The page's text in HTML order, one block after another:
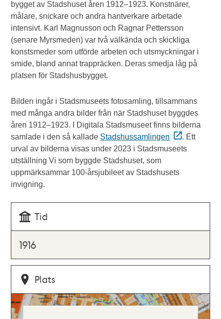
bygget av Stadshuset åren 1912–1923. Konstnärer,
målare, snickare och andra hantverkare arbetade
intensivt. Karl Magnusson och Ragnar Pettersson
(senare Myrsmeden) var två välkända och skickliga
konstsmeder som utförde arbeten och utsmyckningar i
smide, bland annat trappräcken. Deras smedja låg på
platsen för Stadshusbygget.
Bilden ingår i Stadsmuseets fotosamling, tillsammans
med många andra bilder från när Stadshuset byggdes
åren 1912–1923. I Digitala Stadsmuseet finns bilderna
samlade i den så kallade Stadshussamlingen
. Ett
urval av bilderna visas under 2023 i Stadsmuseets
utställning Vi som byggde Stadshuset, som
uppmärksammar 100-årsjubileet av Stadshusets
invigning.
Tid
1916
Plats